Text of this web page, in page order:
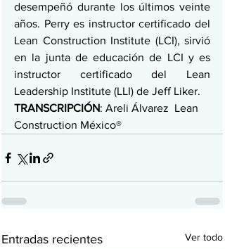
desempeñó durante los últimos veinte
años. Perry es instructor certificado del
Lean Construction Institute (LCI), sirvió
en la junta de educación de LCI y es
instructor certificado del Lean
Leadership Institute (LLI) de Jeff Liker.
TRANSCRIPCIÓN: Areli Álvarez  Lean
Construction México®
Entradas recientes Ver todo